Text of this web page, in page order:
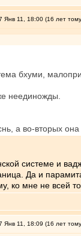
Янв 11, 18:00 (16 лет
бхуми,
неединожды.
а во-вторых
системе и
Да и
ко мне не всей
Янв 11, 18:09 (16 лет